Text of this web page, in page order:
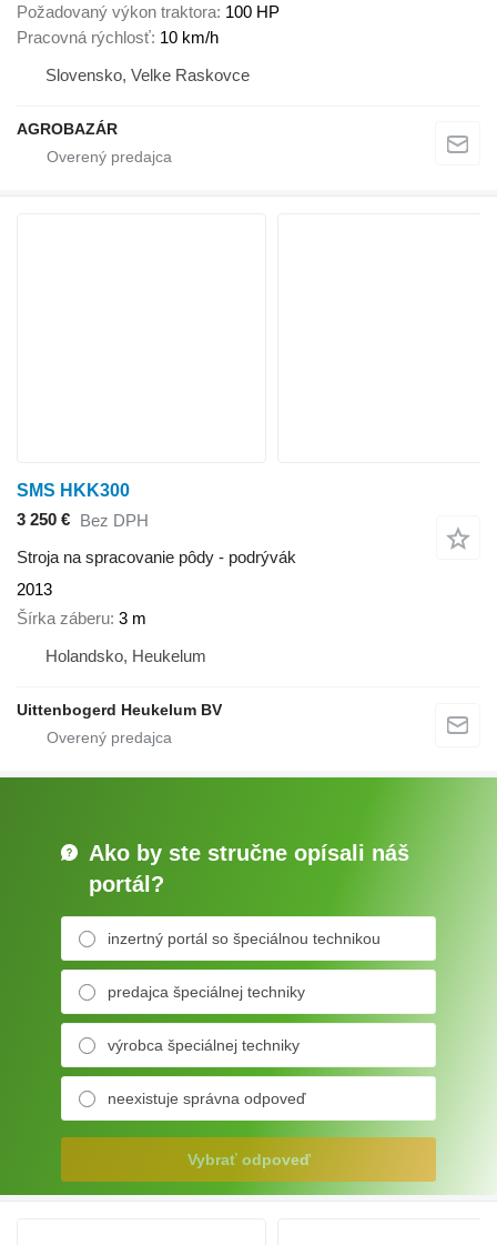
Požadovaný výkon traktora 100 HP
Pracovná rýchlosť 10 km/h
Slovensko, Velke Raskovce
AGROBAZÁR
SMS HKK300
3 250 € Bez DPH
Stroja na spracovanie pôdy - podrývák
2013
Šírka záberu 3 m
Holandsko, Heukelum
Uittenbogerd Heukelum BV
Ako by ste stručne opísali náš
portál?
inzertný portál so špeciálnou technikou
predajca špeciálnej techniky
výrobca špeciálnej techniky
neexistuje správna odpoveď
Vybrať odpoveď